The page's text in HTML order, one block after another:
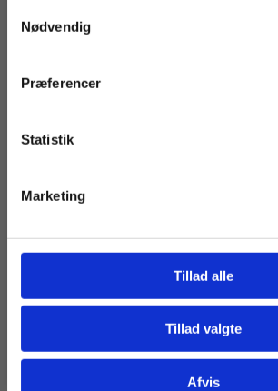
Nødvendig
Præferencer
Statistik
Marketing
Tillad alle
Tillad valgte
Afvis
Gå til praxisOnline